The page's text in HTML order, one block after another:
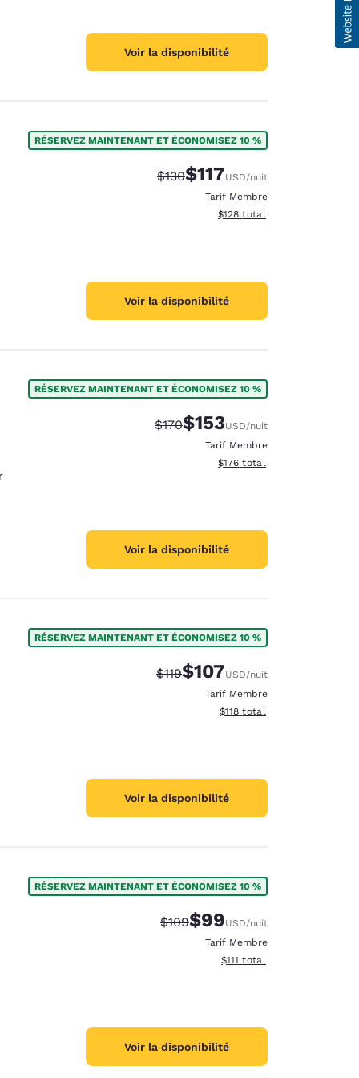
Voir la disponibilité
RÉSERVEZ MAINTENANT ET ÉCONOMISEZ 10 %
Tarif barré :
$130Tarif réduit :
$117USD/nuit
Tarif Membre
Afficher les détails du total
$128 total
Voir la disponibilité
RÉSERVEZ MAINTENANT ET ÉCONOMISEZ 10 %
Tarif barré :
$170Tarif réduit :
$153USD/nuit
Tarif Membre
Afficher les détails du total
$176 total
Voir la disponibilité
RÉSERVEZ MAINTENANT ET ÉCONOMISEZ 10 %
Tarif barré :
$119Tarif réduit :
$107USD/nuit
Tarif Membre
Afficher les détails du total
$118 total
Voir la disponibilité
RÉSERVEZ MAINTENANT ET ÉCONOMISEZ 10 %
Tarif barré :
$109Tarif réduit :
$99USD/nuit
Tarif Membre
Afficher les détails du total
$111 total
Voir la disponibilité